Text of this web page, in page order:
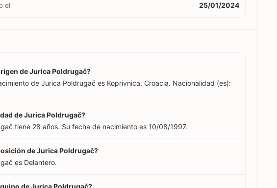
el 25/01/2024
de Jurica Poldrugač?
de Jurica Poldrugač es Koprivnica, Croacia. Nacionalidad (es):
de Jurica Poldrugač?
tiene 28 años. Su fecha de nacimiento es 10/08/1997.
de Jurica Poldrugač?
es Delantero.
de Jurica Poldrugač?